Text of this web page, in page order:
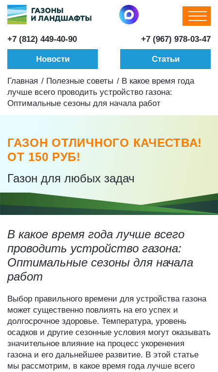
+7 (812) 449-40-90 +7 (967) 978-03-47
Новости Статьи
Главная / Полезные советы / В какое время года
лучше всего проводить устройство газона:
Оптимальные сезоны для начала работ
ГАЗОН ОТЛИЧНОГО КАЧЕСТВА!
ОТ 150 РУБ!
Газон для любых задач
В какое время года лучше всего
проводить устройство газона:
Оптимальные сезоны для начала
работ
Выбор правильного времени для устройства газона
может существенно повлиять на его успех и
долгосрочное здоровье. Температура, уровень
осадков и другие сезонные условия могут оказывать
значительное влияние на процесс укоренения
газона и его дальнейшее развитие. В этой статье
мы рассмотрим, в какое время года лучше всего